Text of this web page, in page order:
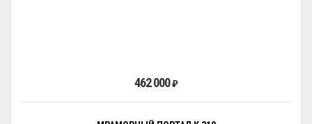
462 000₽